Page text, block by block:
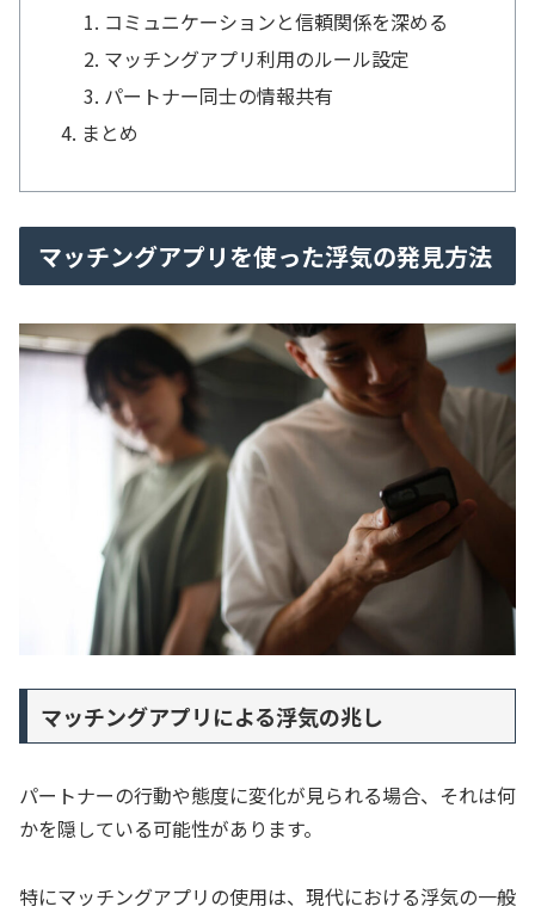
コミュニケーションと信頼関係を深める
マッチングアプリ利用のルール設定
パートナー同士の情報共有
まとめ
マッチングアプリを使った浮気の発見方法
マッチングアプリによる浮気の兆し
パートナーの行動や態度に変化が見られる場合、それは何
かを隠している可能性があります。
特にマッチングアプリの使用は、現代における浮気の一般